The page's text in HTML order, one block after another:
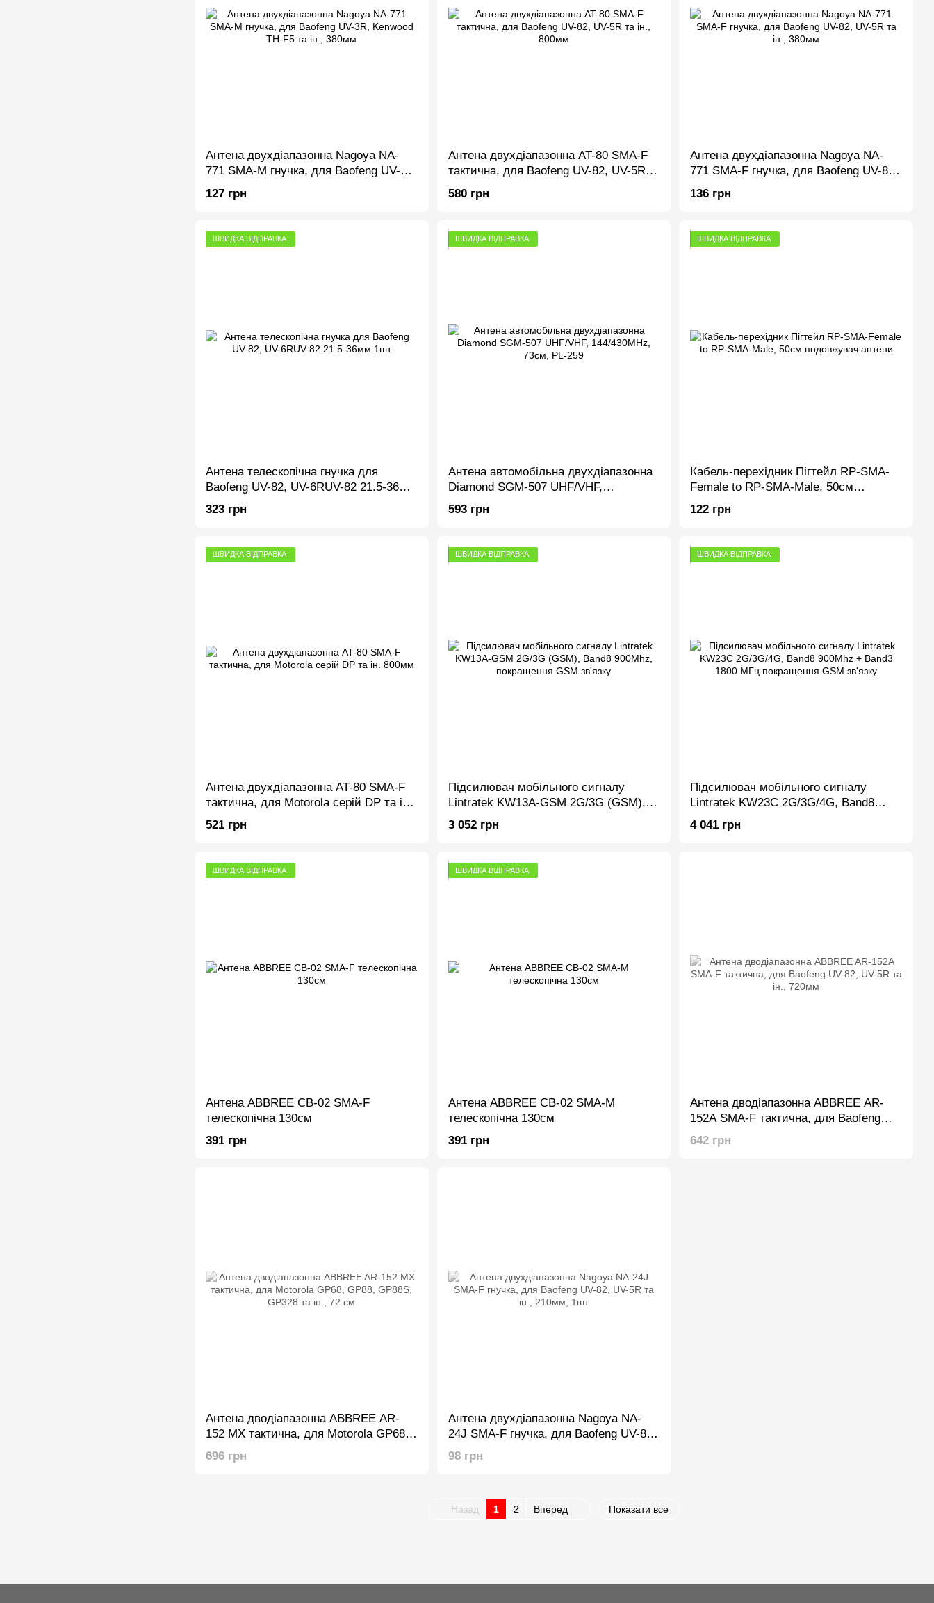
Антена двухдіапазонна Nagoya NA-
771 SMA-M гнучка, для Baofeng UV-
3R, Kenwood TH-F5 та ін., 380мм
127 грн
Антена двухдіапазонна AT-80 SMA-F
тактична, для Baofeng UV-82, UV-5R
та ін., 800мм
580 грн
Антена двухдіапазонна Nagoya NA-
771 SMA-F гнучка, для Baofeng UV-82,
UV-5R та ін., 380мм
136 грн
ШВИДКА ВІДПРАВКА
Антена телескопічна гнучка для
Baofeng UV-82, UV-6RUV-82 21.5-36мм
1шт
323 грн
ШВИДКА ВІДПРАВКА
Антена автомобільна двухдіапазонна
Diamond SGM-507 UHF/VHF,
144/430MHz, 73см, PL-259
593 грн
ШВИДКА ВІДПРАВКА
Кабель-перехідник Пігтейл RP-SMA-
Female to RP-SMA-Male, 50см
подовжувач антени
122 грн
ШВИДКА ВІДПРАВКА
Антена двухдіапазонна AT-80 SMA-F
тактична, для Motorola серій DP та ін.
800мм
521 грн
ШВИДКА ВІДПРАВКА
Підсилювач мобільного сигналу
Lintratek KW13A-GSM 2G/3G (GSM),
Band8 900Mhz, покращення GSM
зв'язку
3 052 грн
ШВИДКА ВІДПРАВКА
Підсилювач мобільного сигналу
Lintratek KW23C 2G/3G/4G, Band8
900Mhz + Band3 1800 МГц покращення
GSM зв'язку
4 041 грн
ШВИДКА ВІДПРАВКА
Антена ABBREE CB-02 SMA-F
телескопічна 130см
391 грн
ШВИДКА ВІДПРАВКА
Антена ABBREE CB-02 SMA-M
телескопічна 130см
391 грн
Антена дводіапазонна ABBREE AR-
152A SMA-F тактична, для Baofeng
UV-82, UV-5R та ін., 720мм
642 грн
Антена дводіапазонна ABBREE AR-
152 MX тактична, для Motorola GP68,
GP88, GP88S, GP328 та ін., 72 см
696 грн
Антена двухдіапазонна Nagoya NA-
24J SMA-F гнучка, для Baofeng UV-82,
UV-5R та ін., 210мм, 1шт
98 грн
Назад 1 2 Вперед Показати все